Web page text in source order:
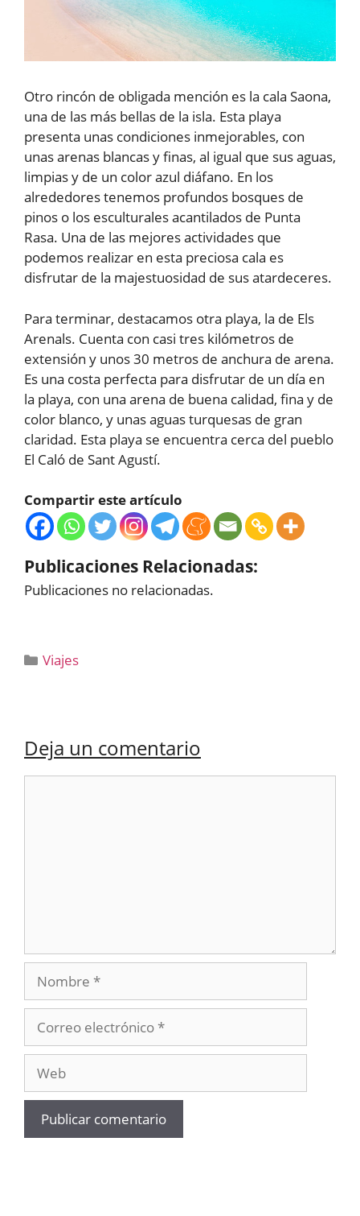
Otro rincón de obligada mención es la cala Saona,
una de las más bellas de la isla. Esta playa
presenta unas condiciones inmejorables, con
unas arenas blancas y finas, al igual que sus aguas,
limpias y de un color azul diáfano. En los
alrededores tenemos profundos bosques de
pinos o los esculturales acantilados de Punta
Rasa. Una de las mejores actividades que
podemos realizar en esta preciosa cala es
disfrutar de la majestuosidad de sus atardeceres.
Para terminar, destacamos otra playa, la de Els
Arenals. Cuenta con casi tres kilómetros de
extensión y unos 30 metros de anchura de arena.
Es una costa perfecta para disfrutar de un día en
la playa, con una arena de buena calidad, fina y de
color blanco, y unas aguas turquesas de gran
claridad. Esta playa se encuentra cerca del pueblo
El Caló de Sant Agustí.
Compartir este artículo
Publicaciones Relacionadas:
Publicaciones no relacionadas.
Categorías
Viajes
Deja un comentario
Nombre
electrónico